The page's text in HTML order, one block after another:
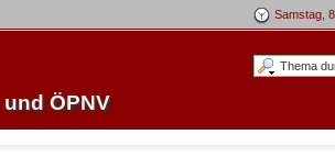
Samstag,
ÖPNV